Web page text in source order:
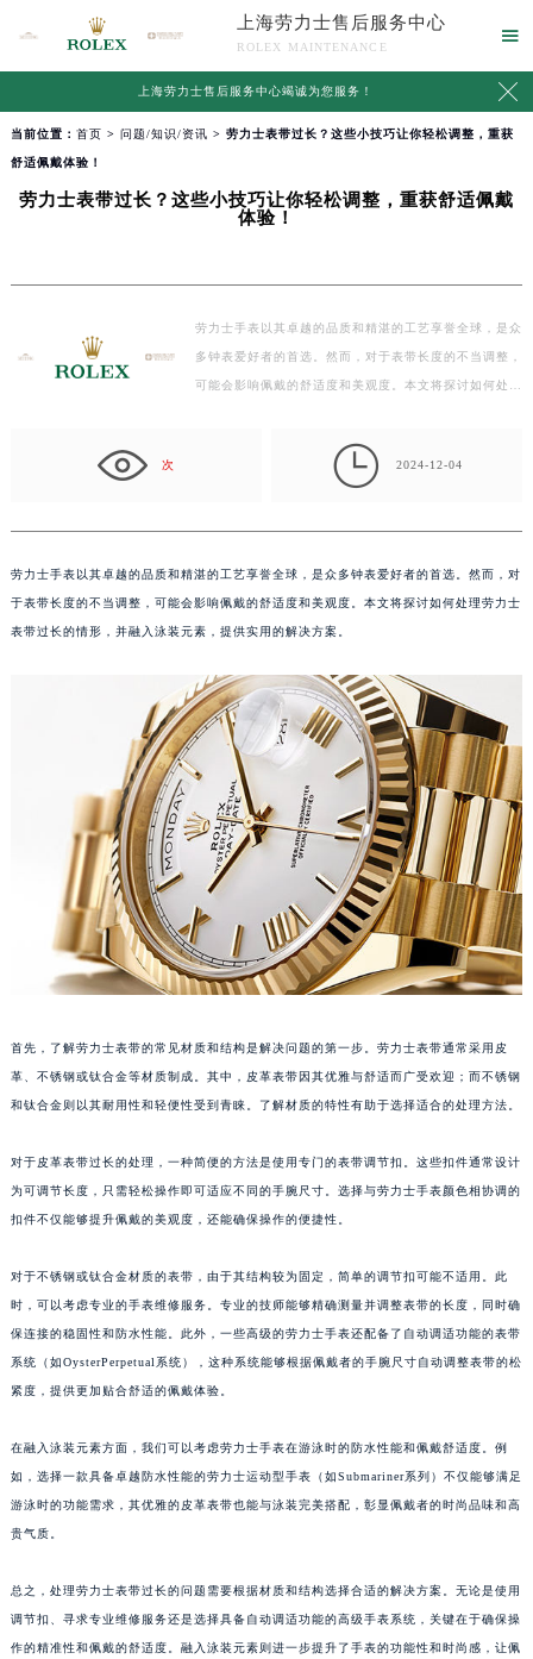
上海劳力士售后服务中心
ROLEX MAINTENANCE

上海劳力士售后服务中心竭诚为您服务！ 
当前位置： 首页 > 问题/知识/资讯 > 劳力士表带过长？这些小技巧让你轻松调整，重获
舒适佩戴体验！
劳力士表带过长？这些小技巧让你轻松调整，重获舒适佩戴
体验！
劳力士手表以其卓越的品质和精湛的工艺享誉全球，是众
多钟表爱好者的首选。然而，对于表带长度的不当调整，
可能会影响佩戴的舒适度和美观度。本文将探讨如何处…
次  2024-12-04
劳力士手表以其卓越的品质和精湛的工艺享誉全球，是众多钟表爱好者的首选。然而，对
于表带长度的不当调整，可能会影响佩戴的舒适度和美观度。本文将探讨如何处理劳力士
表带过长的情形，并融入泳装元素，提供实用的解决方案。
首先，了解劳力士表带的常见材质和结构是解决问题的第一步。劳力士表带通常采用皮
革、不锈钢或钛合金等材质制成。其中，皮革表带因其优雅与舒适而广受欢迎；而不锈钢
和钛合金则以其耐用性和轻便性受到青睐。了解材质的特性有助于选择适合的处理方法。
对于皮革表带过长的处理，一种简便的方法是使用专门的表带调节扣。这些扣件通常设计
为可调节长度，只需轻松操作即可适应不同的手腕尺寸。选择与劳力士手表颜色相协调的
扣件不仅能够提升佩戴的美观度，还能确保操作的便捷性。
对于不锈钢或钛合金材质的表带，由于其结构较为固定，简单的调节扣可能不适用。此
时，可以考虑专业的手表维修服务。专业的技师能够精确测量并调整表带的长度，同时确
保连接的稳固性和防水性能。此外，一些高级的劳力士手表还配备了自动调适功能的表带
系统（如OysterPerpetual系统），这种系统能够根据佩戴者的手腕尺寸自动调整表带的松
紧度，提供更加贴合舒适的佩戴体验。
在融入泳装元素方面，我们可以考虑劳力士手表在游泳时的防水性能和佩戴舒适度。例
如，选择一款具备卓越防水性能的劳力士运动型手表（如Submariner系列）不仅能够满足
游泳时的功能需求，其优雅的皮革表带也能与泳装完美搭配，彰显佩戴者的时尚品味和高
贵气质。
总之，处理劳力士表带过长的问题需要根据材质和结构选择合适的解决方案。无论是使用
调节扣、寻求专业维修服务还是选择具备自动调适功能的高级手表系统，关键在于确保操
作的精准性和佩戴的舒适度。融入泳装元素则进一步提升了手表的功能性和时尚感，让佩